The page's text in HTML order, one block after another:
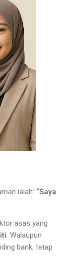
ialah: “Saya
asas yang
. Walaupun
bank, tetap